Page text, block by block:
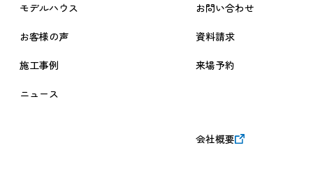
モデルハウス
お客様の声
施工事例
ニュース
お問い合わせ
資料請求
来場予約
会社概要